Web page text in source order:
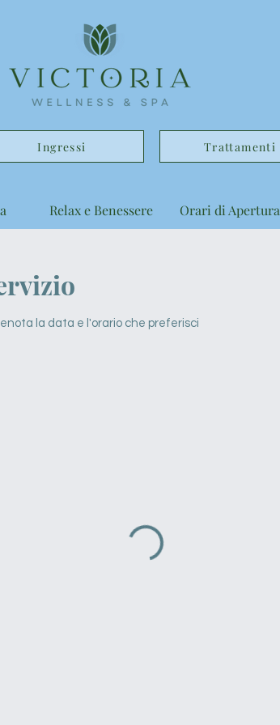
Ingressi Trattamenti
Relax e Benessere Orari di Apertura
la data e l'orario che preferisci